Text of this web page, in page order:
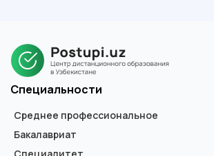
магистра. В дипломе не указывается форма
Специальности
Среднее профессиональное
Бакалавриат